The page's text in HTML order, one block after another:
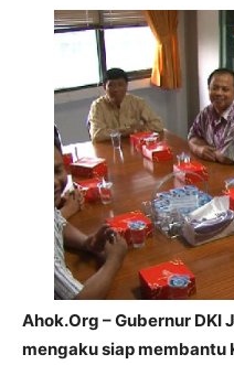
Ahok.Org – Gubernur
mengaku siap membantu